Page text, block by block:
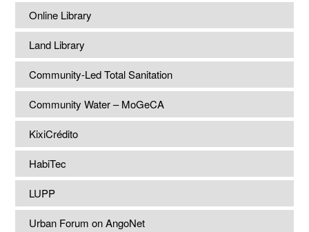
Online Library
Land Library
Community-Led Total Sanitation
Community Water – MoGeCA
KixiCrédito
HabiTec
LUPP
Urban Forum on AngoNet